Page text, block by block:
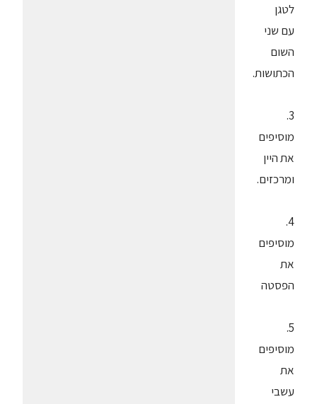
לטגן
עם שני
השום
הכתושות.
3.
מוסיפים
את היין
ומרכזים.
4.
מוסיפים
את
הפסטה
5.
מוסיפים
את
עשבי